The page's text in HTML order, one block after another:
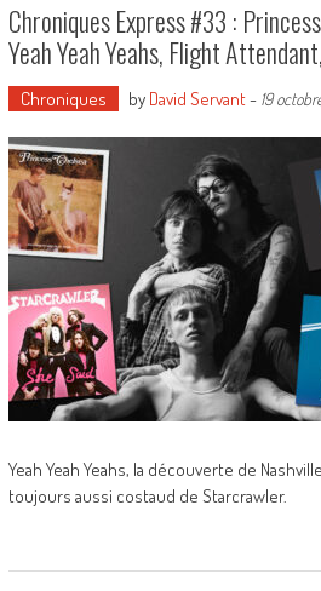
Chroniques Express #33 :
Yeah Yeah Yeahs, Flight
Chroniques by David Servant- 19
Yeah Yeah Yeahs, la découverte de
toujours aussi costaud de Starcrawler.